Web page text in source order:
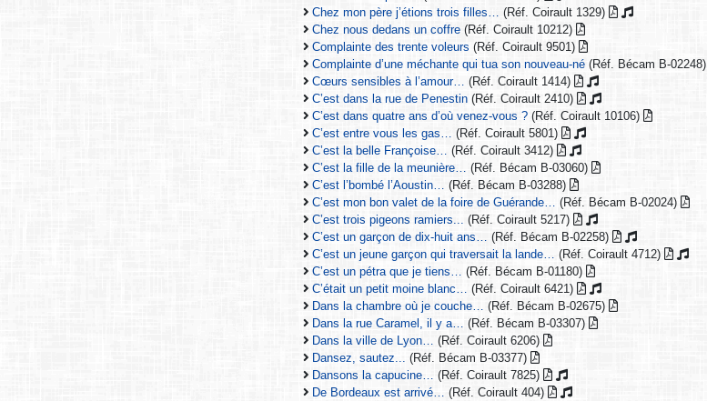
Chez mon père j’étions trois filles…
(Réf. Coirault 1329)
Chez nous dedans un coffre (Réf. Coirault 10212)
Complainte des trente voleurs (Réf. Coirault 9501)
Complainte d’une méchante qui tua son nouveau-né (Réf. Bécam B-02248)
Cœurs sensibles à l’amour…
(Réf. Coirault 1414)
C’est dans la rue de Penestin (Réf. Coirault 2410)
C’est dans quatre ans d’où venez-vous ? (Réf. Coirault 10106)
C’est entre vous les gas…
(Réf. Coirault 5801)
C’est la belle Françoise…
(Réf. Coirault 3412)
C’est la fille de la meunière…
(Réf. Bécam B-03060)
C’est l’bombé l’Aoustin…
(Réf. Bécam B-03288)
C’est mon bon valet de la foire de Guérande…
(Réf. Bécam B-02024)
C’est trois pigeons ramiers...
(Réf. Coirault 5217)
C’est un garçon de dix-huit ans…
(Réf. Bécam B-02258)
C’est un jeune garçon qui traversait la lande…
(Réf. Coirault 4712)
C’est un pétra que je tiens…
(Réf. Bécam B-01180)
C’était un petit moine blanc…
(Réf. Coirault 6421)
Dans la chambre où je couche…
(Réf. Bécam B-02675)
Dans la rue Caramel, il y a…
(Réf. Bécam B-03307)
Dans la ville de Lyon…
(Réf. Coirault 6206)
Dansez, sautez...
(Réf. Bécam B-03377)
Dansons la capucine…
(Réf. Coirault 7825)
De Bordeaux est arrivé…
(Réf. Coirault 404)